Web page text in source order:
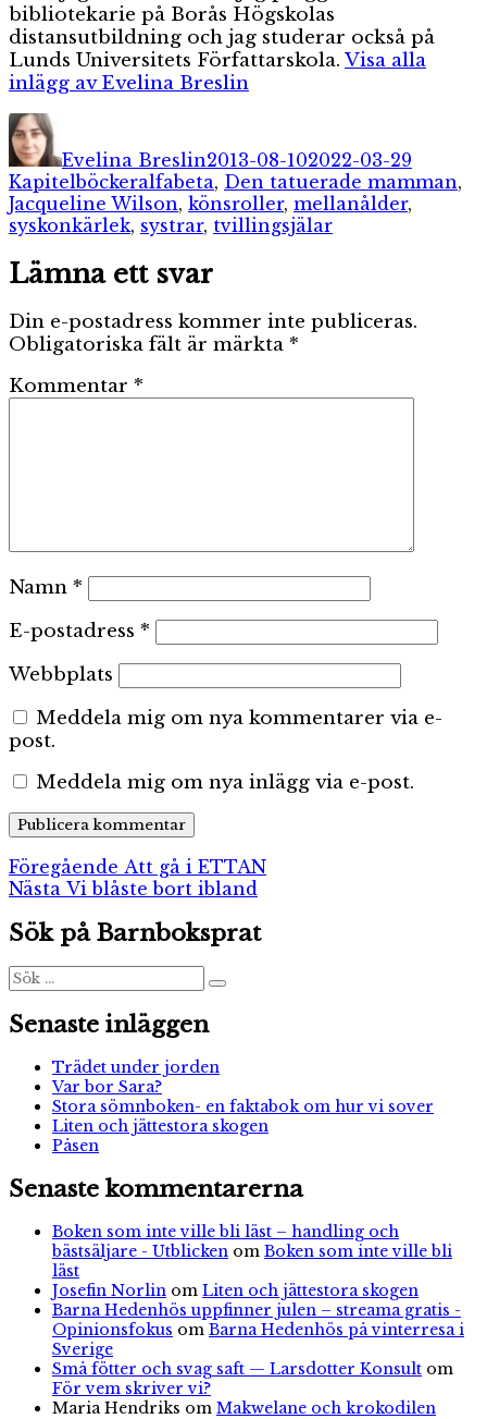
bibliotekarie på Borås Högskolas
distansutbildning och jag studerar också på
Lunds Universitets Författarskola. Visa alla
inlägg av Evelina Breslin
Evelina Breslin2013-08-102022-03-29
KapitelböckerEtiketter
alfabeta, Den tatuerade mamman,
Jacqueline Wilson, könsroller, mellanålder,
syskonkärlek, systrar, tvillingsjälar
Lämna ett svar
Din e-postadress kommer inte publiceras.
Obligatoriska fält är märkta *
Kommentar *
Namn *
E-postadress *
Webbplats
Meddela mig om nya kommentarer via e-
post.
Meddela mig om nya inlägg via e-post.
Inläggsnavigering
Föregående Föregående
inlägg:
Att gå i ETTAN
Nästa Nästa
Vi blåste bort ibland
Sök på Barnboksprat
Sök
efter:
Sök
Senaste inläggen
Trädet under jorden
Var bor Sara?
Stora sömnboken- en faktabok om hur vi sover
Liten och jättestora skogen
Påsen
Senaste kommentarerna
Boken som inte ville bli läst – handling och
bästsäljare - Utblicken om Boken som inte ville bli
läst
Josefin Norlin om Liten och jättestora skogen
Barna Hedenhös uppfinner julen – streama gratis -
Opinionsfokus om Barna Hedenhös på vinterresa i
Sverige
Små fötter och svag saft — Larsdotter Konsult om
För vem skriver vi?
Maria Hendriks om Makwelane och krokodilen